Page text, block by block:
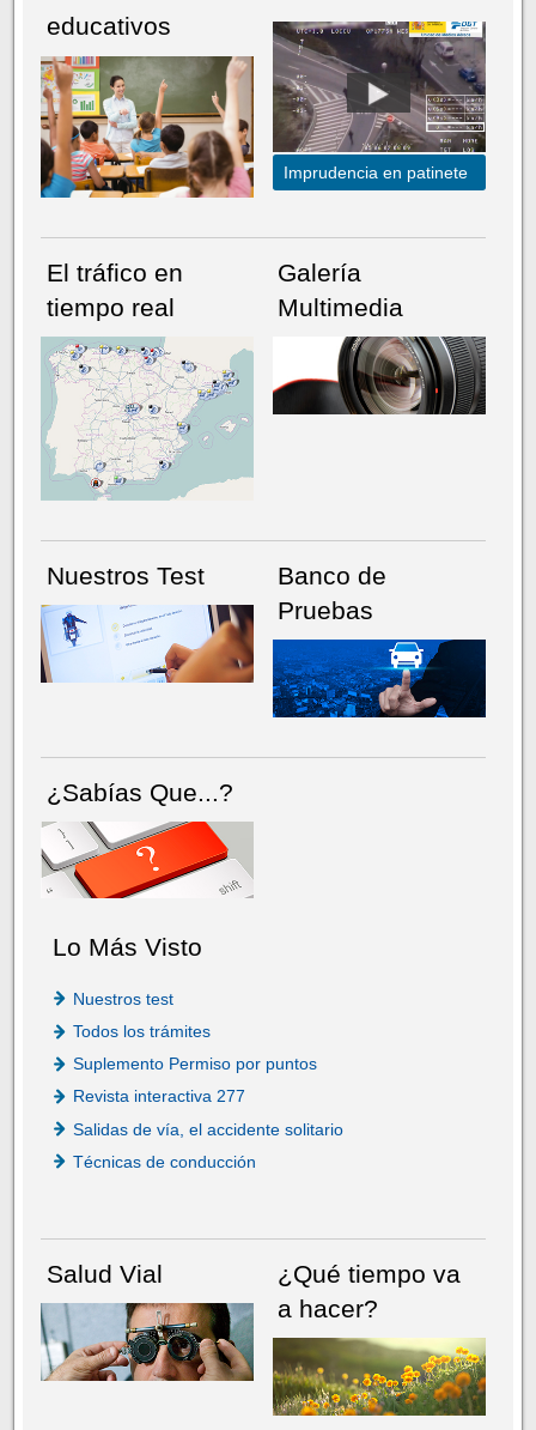
NÚMERO ACTUALHEMEROTECA
educativos
Imprudencia en patinete
El tráfico en
tiempo real
Galería
Multimedia
Nuestros Test
Banco de
Pruebas
¿Sabías Que...?
Lo Más Visto
Nuestros test
Todos los trámites
Suplemento Permiso por puntos
Revista interactiva 277
Salidas de vía, el accidente solitario
Técnicas de conducción
Salud Vial
¿Qué tiempo va
a hacer?